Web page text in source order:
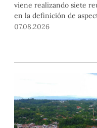
viene realizando siete
en la definición de
07.08.2026